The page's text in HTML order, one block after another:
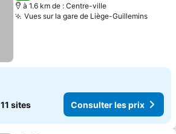
à 1.6 km de : Centre-ville
Vues sur la gare de Liège-Guillemins
11 sites Consulter les prix